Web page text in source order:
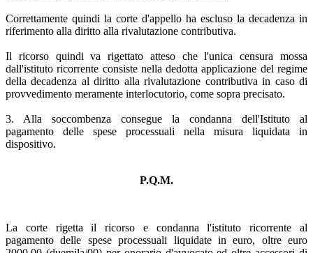
Correttamente quindi la corte d'appello ha escluso la decadenza in
riferimento alla diritto alla rivalutazione contributiva.
Il ricorso quindi va rigettato atteso che l'unica censura mossa
dall'istituto ricorrente consiste nella dedotta applicazione del regime
della decadenza al diritto alla rivalutazione contributiva in caso di
provvedimento meramente interlocutorio, come sopra precisato.
3. Alla soccombenza consegue la condanna dell'Istituto al
pagamento delle spese processuali nella misura liquidata in
dispositivo.
P.Q.M.
La corte rigetta il ricorso e condanna l'istituto ricorrente al
pagamento delle spese processuali liquidate in euro, oltre euro